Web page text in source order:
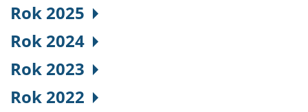
Rok 2025
Rok 2024
Rok 2023
Rok 2022